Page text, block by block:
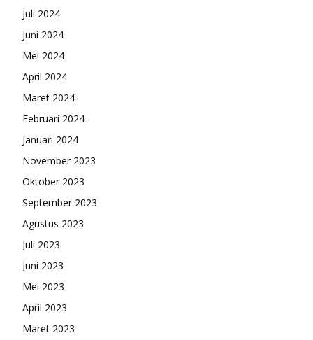
Juli 2024
Juni 2024
Mei 2024
April 2024
Maret 2024
Februari 2024
Januari 2024
November 2023
Oktober 2023
September 2023
Agustus 2023
Juli 2023
Juni 2023
Mei 2023
April 2023
Maret 2023